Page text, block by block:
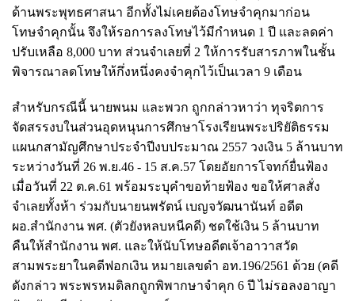
ด้านพระพุทธศาสนา อีกทั้งไม่เคยต้องโทษจำคุกมาก่อน
โทษจำคุกนั้น จึงให้รอการลงโทษไว้มีกำหนด 1 ปี และลดค่า
ปรับเหลือ 8,000 บาท ส่วนจำเลยที่ 2 ให้การรับสารภาพในชั้น
พิจารณาลดโทษให้กึ่งหนึ่งคงจำคุกไว้เป็นเวลา 9 เดือน
สำหรับกรณีนี้ นายพนม และพวก ถูกกล่าวหาว่า ทุจริตการ
จัดสรรงบในส่วนอุดหนุนการศึกษาโรงเรียนพระปริยัติธรรม
แผนกสามัญศึกษาประจำปีงบประมาณ 2557 วงเงิน 5 ล้านบาท
ระหว่างวันที่ 26 พ.ย.46 - 15 ส.ค.57 โดยอัยการโจทก์ยื่นฟ้อง
เมื่อวันที่ 22 ต.ค.61 พร้อมระบุคำขอท้ายฟ้อง ขอให้ศาลสั่ง
จำเลยทั้งห้า ร่วมกับนายนพรัตน์ เบญจวัฒนานันท์ อดีต
ผอ.สำนักงาน พศ. (ตัวยังหลบหนีคดี) ชดใช้เงิน 5 ล้านบาท
คืนให้สำนักงาน พศ. และให้นับโทษอดีตเจ้าอาวาสวัด
สามพระยาในคดีฟอกเงิน หมายเลขดำ อท.196/2561 ด้วย (คดี
ดังกล่าว พระพรหมดิลกถูกพิพากษาจำคุก 6 ปี ไม่รอลงอาญา